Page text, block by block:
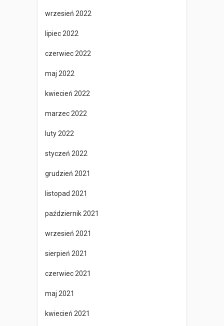
wrzesień 2022
lipiec 2022
czerwiec 2022
maj 2022
kwiecień 2022
marzec 2022
luty 2022
styczeń 2022
grudzień 2021
listopad 2021
październik 2021
wrzesień 2021
sierpień 2021
czerwiec 2021
maj 2021
kwiecień 2021